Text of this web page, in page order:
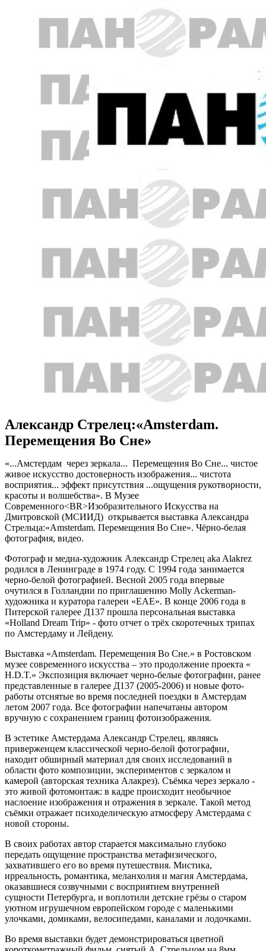
Александр Стрелец:«Amsterdam.
Перемещения Во Сне»
«...Амстердам через зеркала... Перемещения Во Сне... чистое
живое искусство достоверность изображения... чистота
восприятия... эффект присутствия ...ощущения рукотворности,
красоты и волшебства». В Музее
Современного<BR>Изобразительного Искусства на
Дмитровской (МСИИД) открывается выставка Александра
Стрельца:«Amsterdam. Перемещения Во Сне». Чёрно-белая
фотография, видео.
Фотограф и медиа-художник Александр Стрелец aka Alakrez
родился в Ленинграде в 1974 году. C 1994 года занимается
черно-белой фотографией. Весной 2005 года впервые
очутился в Голландии по приглашению Molly Ackerman-
художника и куратора галереи «EAE». В конце 2006 года в
Питерской галерее Д137 прошла персональная выставка
«Holland Dream Trip» - фото отчет о трёх скоротечных трипах
по Амстердаму и Лейдену.
Выставка «Amsterdam. Перемещения Во Сне.» в Ростовском
музее современного искусства – это продолжение проекта «
H.D.T.» Экспозиция включает черно-белые фотографии, ранее
представленные в галерее Д137 (2005-2006) и новые фото-
работы отснятые во время последней поездки в Амстердам
летом 2007 года. Все фотографии напечатаны автором
вручную с сохранением границ фотоизображения.
В эстетике Амстердама Александр Стрелец, являясь
приверженцем классической черно-белой фотографии,
находит обширный материал для своих исследований в
области фото композиции, экспериментов с зеркалом и
камерой (авторская техника Алакрез). Съёмка через зеркало -
это живой фотомонтаж: в кадре происходит необычное
наслоение изображения и отражения в зеркале. Такой метод
съёмки отражает психоделическую атмосферу Амстердама с
новой стороны.
В своих работах автор старается максимально глубоко
передать ощущение пространства метафизического,
захватившего его во время путешествия. Мистика,
ирреальность, романтика, меланхолия и магия Амстердама,
оказавшиеся созвучными с восприятием внутренней
сущности Петербурга, и воплотили детские грёзы о старом
уютном игрушечном европейском городе с маленькими
улочками, домиками, велосипедами, каналами и лодочками.
Во время выставки будет демонстрироваться цветной